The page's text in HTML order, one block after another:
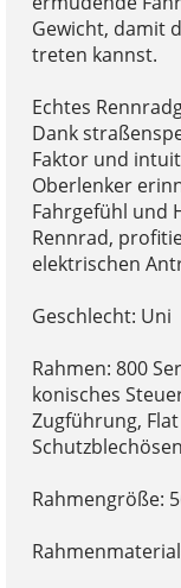
Gewicht, damit
treten kannst.
Echtes
Dank
Faktor und
Oberlenker
Fahrgefühl und
Rennrad,
elektrischen
Geschlecht: Uni
Rahmen: 800
konisches
Zugführung,
Rahmengröße: